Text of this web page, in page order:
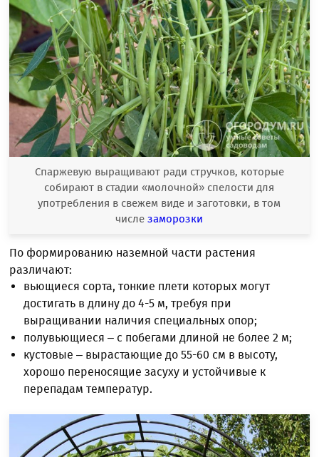
Спаржевую выращивают ради стручков, которые
собирают в стадии «молочной» спелости для
употребления в свежем виде и заготовки, в том
числезаморозки
По формированию наземной части растения
различают:
вьющиеся сорта, тонкие плети которых могут
достигать в длину до 4-5 м, требуя при
выращивании наличия специальных опор;
полувьющиеся – с побегами длиной не более 2 м;
кустовые – вырастающие до 55-60 см в высоту,
хорошо переносящие засуху и устойчивые к
перепадам температур.